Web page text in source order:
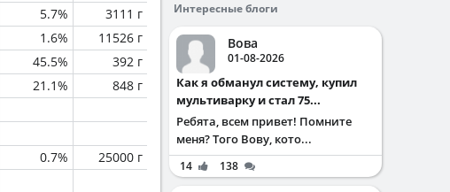
5.7%
3111 г
1.6%
11526 г
45.5%
392 г
21.1%
848 г
0.7%
25000 г
Интересные блоги
Вова
01-08-2026
Как я обманул систему, купил
мультиварку и стал 75...
Ребята, всем привет! Помните
меня? Того Вову, кото...
14 138